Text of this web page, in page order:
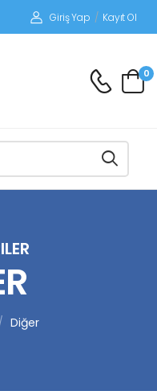
alıcı ödemeli gönderilir.
Giriş Yap / Kayıt Ol
0
/ Diğer